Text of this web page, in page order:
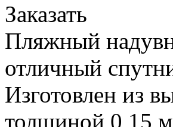
Заказать
Пляжный
отличный
Изготовлен из
толщиной 0,15